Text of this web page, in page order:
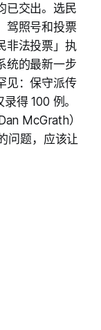
已交出。选民
驾照号和投票
非法投票」执
统的最新一步
见：保守派传
得 100 例。
McGrath）
问题，应该让